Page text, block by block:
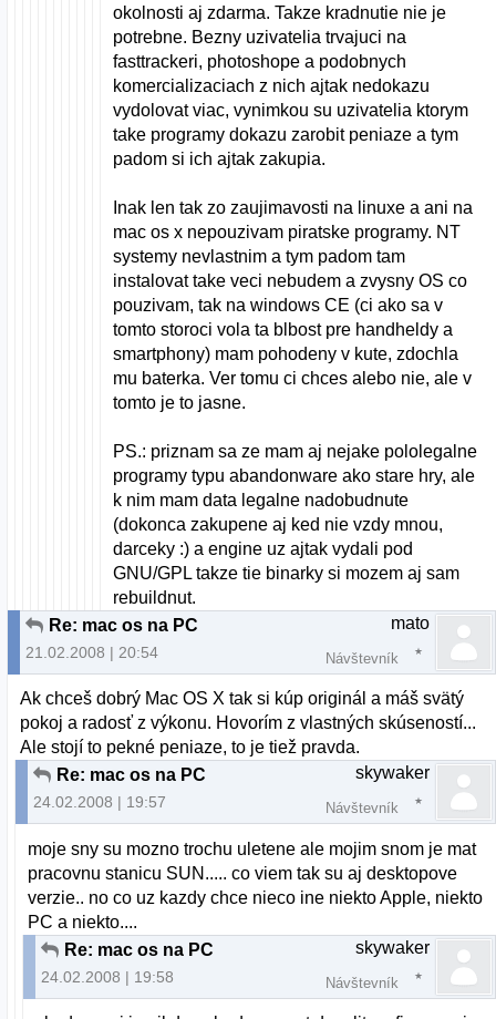
okolnosti aj zdarma. Takze kradnutie nie je
potrebne. Bezny uzivatelia trvajuci na
fasttrackeri, photoshope a podobnych
komercializaciach z nich ajtak nedokazu
vydolovat viac, vynimkou su uzivatelia ktorym
take programy dokazu zarobit peniaze a tym
padom si ich ajtak zakupia.
Inak len tak zo zaujimavosti na linuxe a ani na
mac os x nepouzivam piratske programy. NT
systemy nevlastnim a tym padom tam
instalovat take veci nebudem a zvysny OS co
pouzivam, tak na windows CE (ci ako sa v
tomto storoci vola ta blbost pre handheldy a
smartphony) mam pohodeny v kute, zdochla
mu baterka. Ver tomu ci chces alebo nie, ale v
tomto je to jasne.
PS.: priznam sa ze mam aj nejake pololegalne
programy typu abandonware ako stare hry, ale
k nim mam data legalne nadobudnute
(dokonca zakupene aj ked nie vzdy mnou,
darceky :) a engine uz ajtak vydali pod
GNU/GPL takze tie binarky si mozem aj sam
rebuildnut.
Re: mac os na PC
21.02.2008 | 20:54
mato
Návštevník
Ak chceš dobrý Mac OS X tak si kúp originál a máš svätý
pokoj a radosť z výkonu. Hovorím z vlastných skúseností...
Ale stojí to pekné peniaze, to je tiež pravda.
Re: mac os na PC
24.02.2008 | 19:57
skywaker
Návštevník
moje sny su mozno trochu uletene ale mojim snom je mat
pracovnu stanicu SUN..... co viem tak su aj desktopove
verzie.. no co uz kazdy chce nieco ine niekto Apple, niekto
PC a niekto....
Re: mac os na PC
24.02.2008 | 19:58
skywaker
Návštevník